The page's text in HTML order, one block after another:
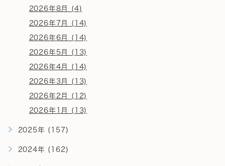
2026年8月 (4)
2026年7月 (14)
2026年6月 (14)
2026年5月 (13)
2026年4月 (14)
2026年3月 (13)
2026年2月 (12)
2026年1月 (13)
2025年 (157)
2024年 (162)